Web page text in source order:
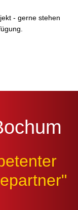
- gerne stehen